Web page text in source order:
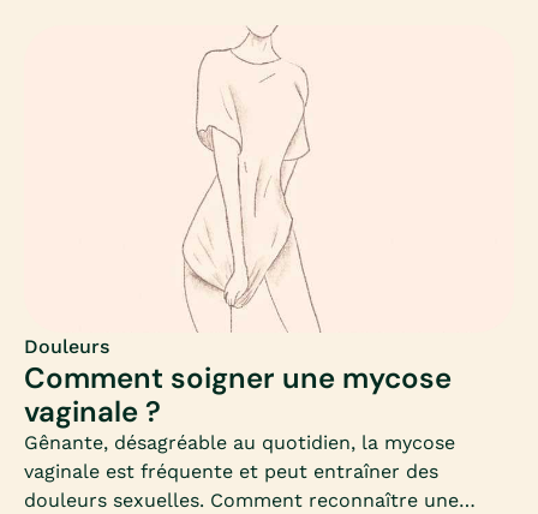
impossible, et on estime par ailleurs, que près de
20% des femmes souffrent de ces symptômes. Mais
comment déterminer une cause médicale
(physiologique et/ou physique) de ces douleurs
pelviennes ?En effet, on oublie souvent de préciser
que les douleurs ressenties lors d’un rapport ne
sont pas forcément pathologiques : elles peuvent
par exemple intervenir selon les situations, les
pratiques, les partenaires…Un certain nombre de
facteurs peuvent donc interférer avec le plaisir lors
de la pénétration.
Douleurs
Comment soigner une mycose
vaginale ?
Gênante, désagréable au quotidien, la mycose
vaginale est fréquente et peut entraîner des
douleurs sexuelles. Comment reconnaître une